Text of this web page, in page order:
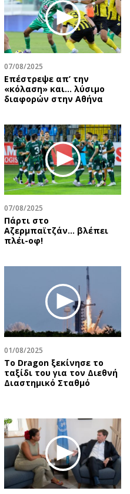
07/08/2025
Επέστρεψε απ’ την
«κόλαση» και… λύσιμο
διαφορών στην Αθήνα
07/08/2025
Πάρτι στο
Αζερμπαϊτζάν… βλέπει
πλέι-οφ!
01/08/2025
Το Dragon ξεκίνησε το
ταξίδι του για τον Διεθνή
Διαστημικό Σταθμό